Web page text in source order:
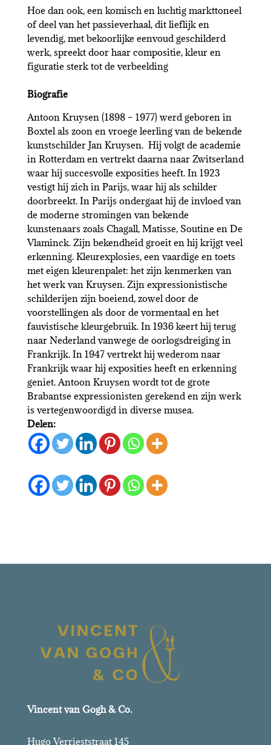
Hoe dan ook, een komisch en luchtig markttoneel
of deel van het passieverhaal, dit lieflijk en
levendig, met bekoorlijke eenvoud geschilderd
werk, spreekt door haar compositie, kleur en
figuratie sterk tot de verbeelding
Biografie
Antoon Kruysen (1898 – 1977) werd geboren in
Boxtel als zoon en vroege leerling van de bekende
kunstschilder Jan Kruysen. Hij volgt de academie
in Rotterdam en vertrekt daarna naar Zwitserland
waar hij succesvolle exposities heeft. In 1923
vestigt hij zich in Parijs, waar hij als schilder
doorbreekt. In Parijs ondergaat hij de invloed van
de moderne stromingen van bekende
kunstenaars zoals Chagall, Matisse, Soutine en De
Vlaminck. Zijn bekendheid groeit en hij krijgt veel
erkenning. Kleurexplosies, een vaardige en toets
met eigen kleurenpalet: het zijn kenmerken van
het werk van Kruysen. Zijn expressionistische
schilderijen zijn boeiend, zowel door de
voorstellingen als door de vormentaal en het
fauvistische kleurgebruik. In 1936 keert hij terug
naar Nederland vanwege de oorlogsdreiging in
Frankrijk. In 1947 vertrekt hij wederom naar
Frankrijk waar hij exposities heeft en erkenning
geniet. Antoon Kruysen wordt tot de grote
Brabantse expressionisten gerekend en zijn werk
is vertegenwoordigd in diverse musea.
Delen:
Vincent van Gogh & Co.
Hugo Verrieststraat 145